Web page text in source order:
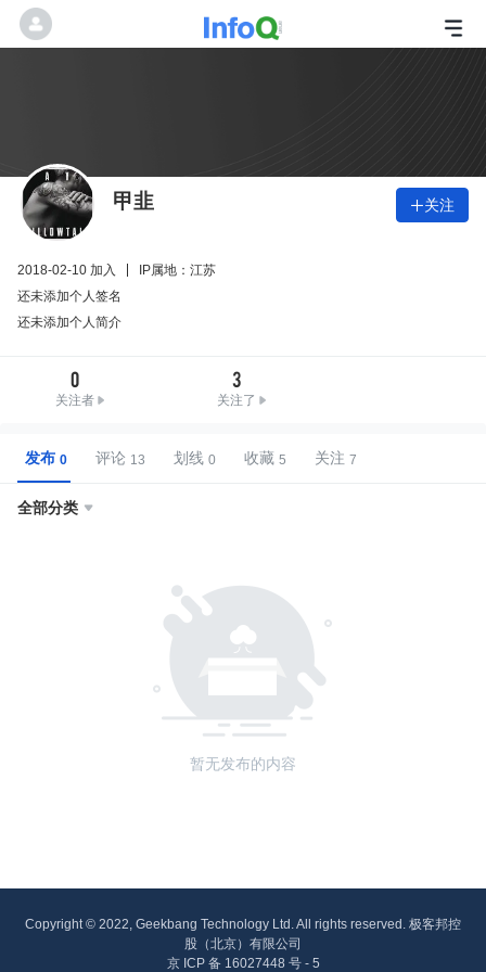
甲韭 关注
2018-02-10 加入
IP属地：江苏
还未添加个人签名
还未添加个人简介
0
关注者
3
关注了
发布 评论 划线 收藏 关注
全部分类 
暂无发布的内容
Copyright © 2022, Geekbang Technology Ltd. All rights reserved. 极客邦控
股（北京）有限公司
京 ICP 备 16027448 号 - 5